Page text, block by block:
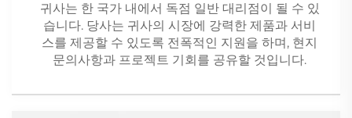
귀사는 한 국가 내에서 독점 일반 대리점이 될 수 있
습니다. 당사는 귀사의 시장에 강력한 제품과 서비
스를 제공할 수 있도록 전폭적인 지원을 하며, 현지
문의사항과 프로젝트 기회를 공유할 것입니다.